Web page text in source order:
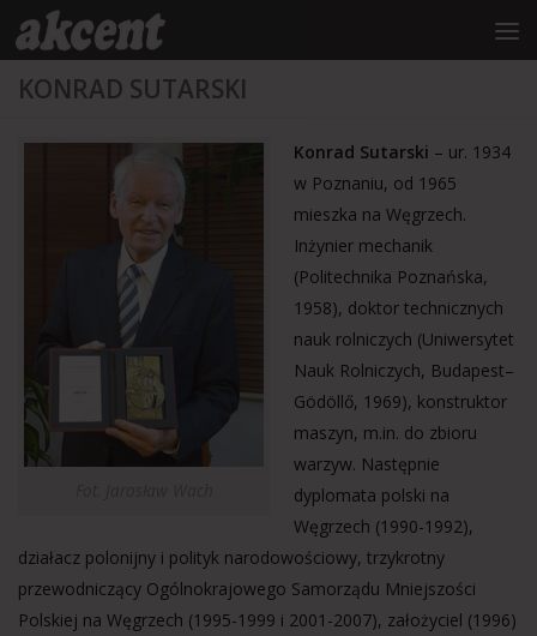
treści
Przejdź do treści
KONRAD SUTARSKI
Konrad Sutarski – ur. 1934
w Poznaniu, od 1965
mieszka na Węgrzech.
Inżynier mechanik
(Politechnika Poznańska,
1958), doktor technicznych
nauk rolniczych (Uniwersytet
Nauk Rolniczych, Budapest–
Gödöllő, 1969), konstruktor
maszyn, m.in. do zbioru
warzyw. Następnie
dyplomata polski na
Węgrzech (1990-1992),
działacz polonijny i polityk narodowościowy, trzykrotny
przewodniczący Ogólnokrajowego Samorządu Mniejszości
Polskiej na Węgrzech (1995-1999 i 2001-2007), założyciel (1996)